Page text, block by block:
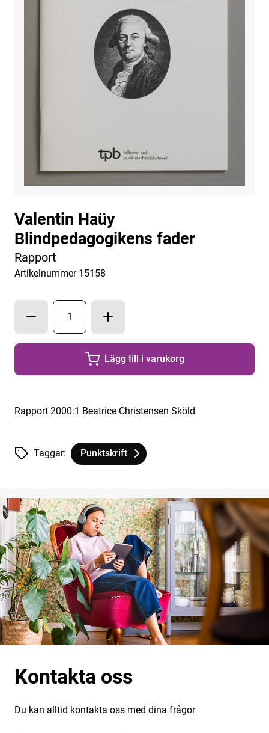
Valentin Haüy
Blindpedagogikens fader
Rapport
Artikelnummer 15158
Lägg till i varukorg
Lägg till1
Rapport 2000:1 Beatrice Christensen Sköld
Taggar: Tagg
Punktskrift
tillhör
Valentin Haüy Blindpedagogikens fader
Kontakta oss
Du kan alltid kontakta oss med dina frågor